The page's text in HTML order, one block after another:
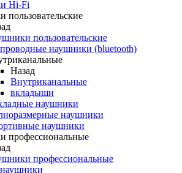
Hi-Fi
пользовательские
пользовательские
наушники (bluetooth)
Назад
Внутриканальные
вкладыши
наушники
наушники
наушники
профессиональные
профессиональные